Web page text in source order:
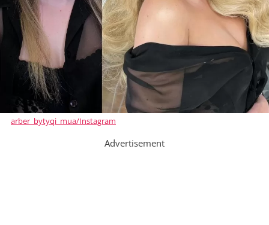
arber_bytyqi_mua/Instagram
Advertisement